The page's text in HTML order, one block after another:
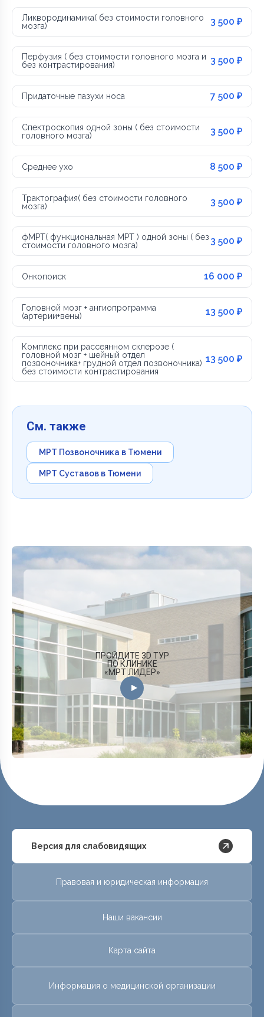
Ликвородинамика( без стоимости головного
мозга)
3 500 ₽
Перфузия ( без стоимости головного мозга и
без контрастирования)
3 500 ₽
Придаточные пазухи носа 7 500 ₽
Спектроскопия одной зоны ( без стоимости
головного мозга)
3 500 ₽
Среднее ухо 8 500 ₽
Трактография( без стоимости головного
мозга)
3 500 ₽
фМРТ( функциональная МРТ ) одной зоны ( без
стоимости головного мозга)
3 500 ₽
Онкопоиск 16 000 ₽
Головной мозг + ангиопрограмма
(артерии+вены)
13 500 ₽
Комплекс при рассеянном склерозе (
головной мозг + шейный отдел
позвоночника+ грудной отдел позвоночника)
без стоимости контрастирования
13 500 ₽
См. также
МРТ Позвоночника в Тюмени
МРТ Суставов в Тюмени
ПРОЙДИТЕ 3D ТУР
ПО КЛИНИКЕ
«МРТ ЛИДЕР»
Версия для слабовидящих
Правовая и юридическая информация
Наши вакансии
Карта сайта
Информация о медицинской организации